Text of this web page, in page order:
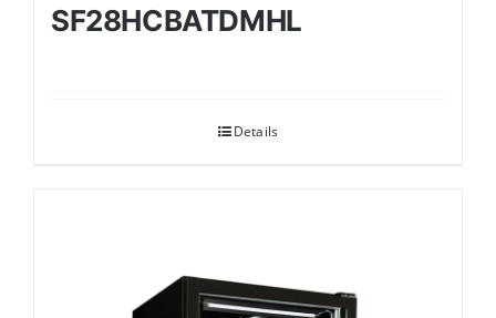
SF28HCBATDMHL
Details